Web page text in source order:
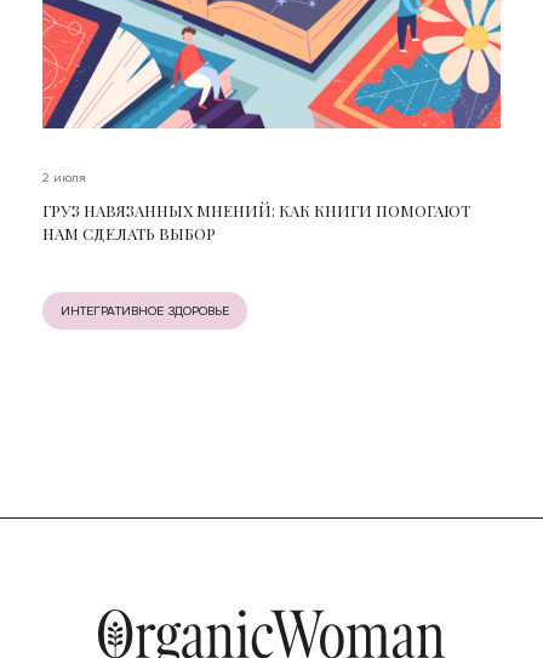
2 июля
ГРУЗ НАВЯЗАННЫХ МНЕНИЙ: КАК КНИГИ ПОМОГАЮТ
НАМ СДЕЛАТЬ ВЫБОР
ИНТЕГРАТИВНОЕ ЗДОРОВЬЕ